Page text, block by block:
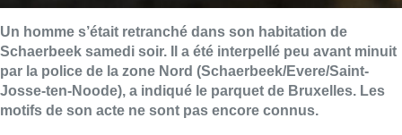
Un homme s’était retranché dans son habitation de
Schaerbeek samedi soir. Il a été interpellé peu avant minuit
par la police de la zone Nord (Schaerbeek/Evere/Saint-
Josse-ten-Noode), a indiqué le parquet de Bruxelles. Les
motifs de son acte ne sont pas encore connus.